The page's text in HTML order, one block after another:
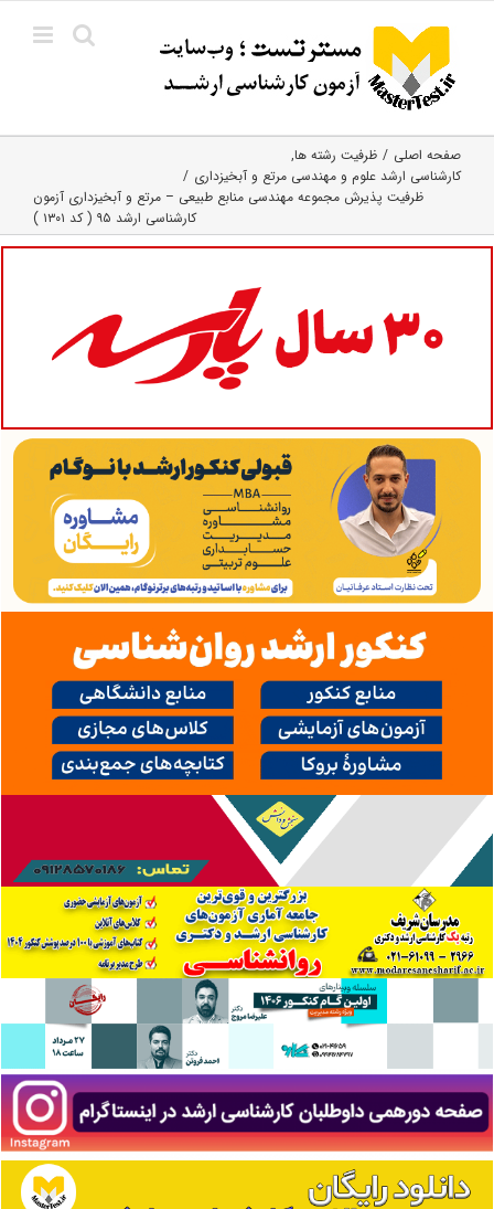
content
صفحه اصلی
ظرفیت رشته ها
کارشناسی ارشد علوم و مهندسی مرتع و آبخیزداری
ظرفیت پذیرش مجموعه مهندسی منابع طبیعی – مرتع و آبخیزداری آزمون
کارشناسی ارشد ۹۵ ( کد ۱۳۰۱ )